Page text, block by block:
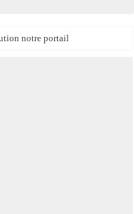
notre portail